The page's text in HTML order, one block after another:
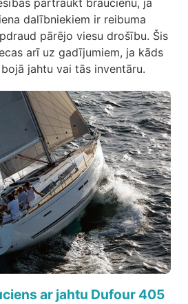
pārtraukt braucienu, ja
dalībniekiem ir reibuma
pārējo viesu drošību. Šis
arī uz gadījumiem, ja kāds
jahtu vai tās inventāru.
ar jahtu Dufour 405